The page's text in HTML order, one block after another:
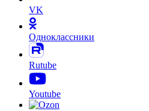
VK
Одноклассники
Rutube
Youtube